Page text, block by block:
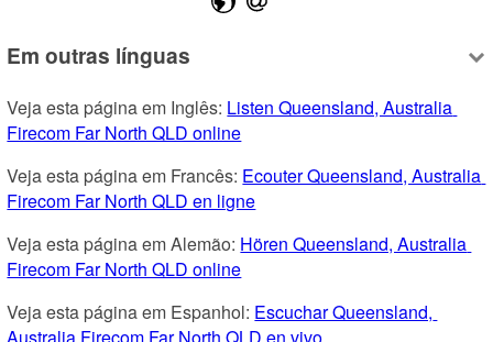
Em outras línguas
Veja esta página em Inglês: Listen Queensland, Australia
Firecom Far North QLD online
Veja esta página em Francês: Ecouter Queensland, Australia
Firecom Far North QLD en ligne
Veja esta página em Alemão: Hören Queensland, Australia
Firecom Far North QLD online
Veja esta página em Espanhol: Escuchar Queensland,
Australia Firecom Far North QLD en vivo